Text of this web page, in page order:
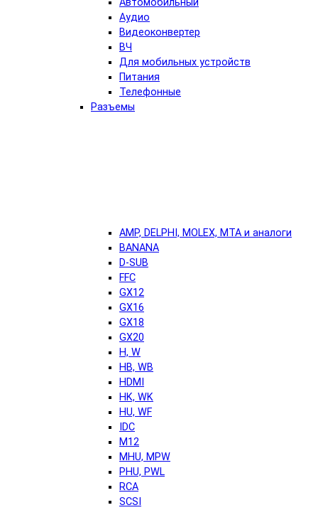
Автомобильный
Аудио
Видеоконвертер
ВЧ
Для мобильных устройств
Питания
Телефонные
Разъемы
AMP, DELPHI, MOLEX, MTA и аналоги
BANANA
D-SUB
FFC
GX12
GX16
GX18
GX20
H, W
HB, WB
HDMI
HK, WK
HU, WF
IDC
M12
MHU, MPW
PHU, PWL
RCA
SCSI